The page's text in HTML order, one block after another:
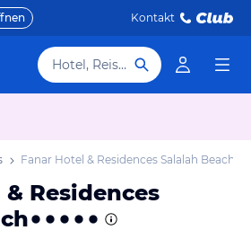
Kontakt
Hotel, Reiseziel
Fanar Hotel & Residences Salalah Beach
Residences